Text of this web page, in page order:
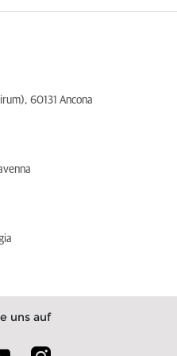
60131 Ancona
uns auf